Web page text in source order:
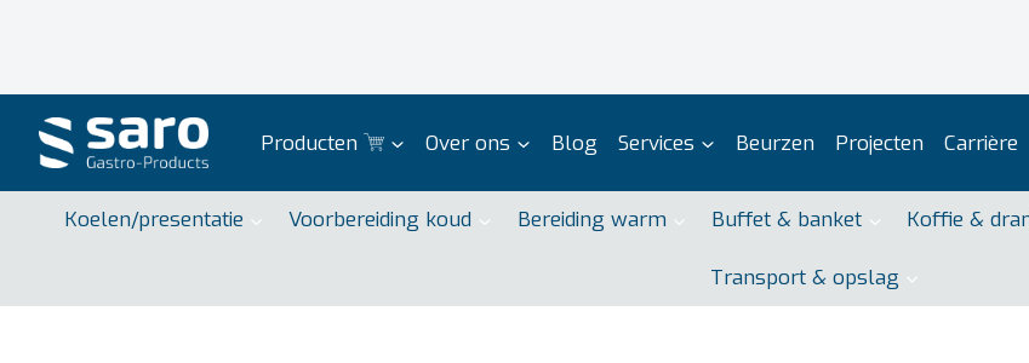
Producten Over ons Blog Services Beurzen Projecten Carrière
Koelen/presentatie Voorbereiding koud Bereiding warm Buffet & banket Koffie &
Transport & opslag